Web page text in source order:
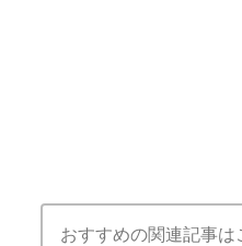
おすすめの関連記事は